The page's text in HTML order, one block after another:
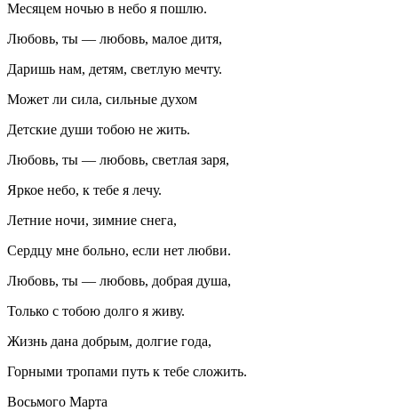
Месяцем ночью в небо я пошлю.
Любовь, ты — любовь, малое дитя,
Даришь нам, детям, светлую мечту.
Может ли сила, сильные духом
Детские души тобою не жить.
Любовь, ты — любовь, светлая заря,
Яркое небо, к тебе я лечу.
Летние ночи, зимние снега,
Сердцу мне больно, если нет любви.
Любовь, ты — любовь, добрая душа,
Только с тобою долго я живу.
Жизнь дана добрым, долгие года,
Горными тропами путь к тебе сложить.
Восьмого Марта